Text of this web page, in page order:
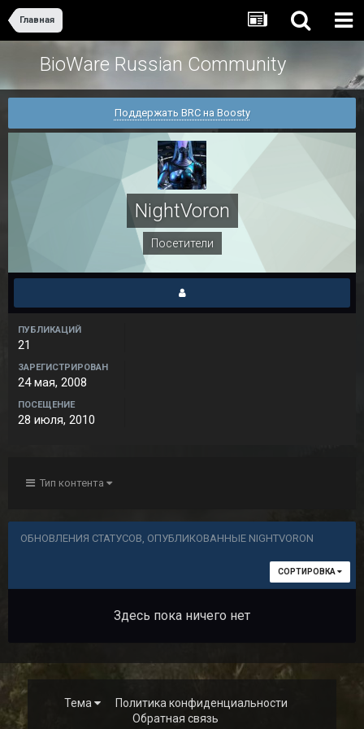
Главная
BioWare Russian Community
Поддержать BRC на Boosty
NightVoron
Посетители
ПУБЛИКАЦИЙ
21
ЗАРЕГИСТРИРОВАН
24 мая, 2008
ПОСЕЩЕНИЕ
28 июля, 2010
Тип контента
ОБНОВЛЕНИЯ СТАТУСОВ, ОПУБЛИКОВАННЫЕ NIGHTVORON
СОРТИРОВКА
Здесь пока ничего нет
Тема
Политика конфиденциальности
Обратная связь